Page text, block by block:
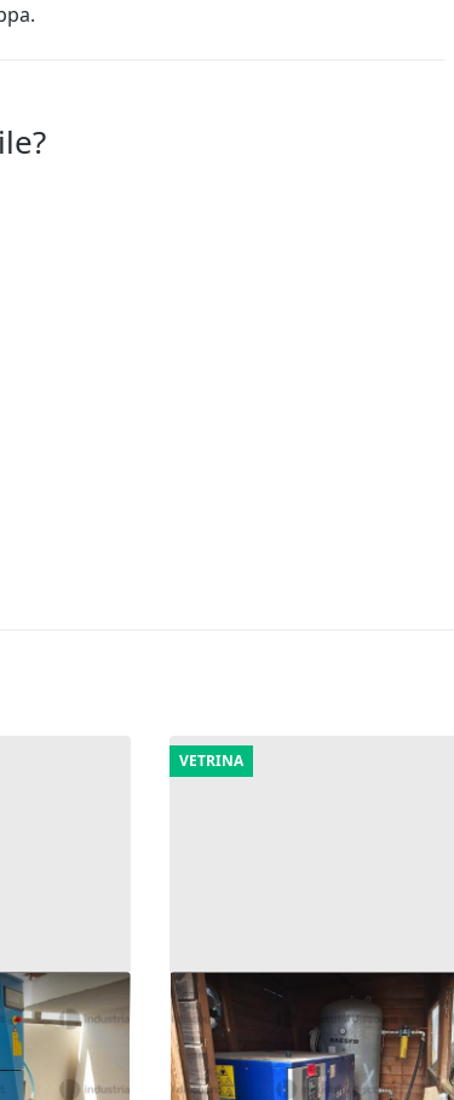
VETRINA
8#10261 Compressore
Spoleto (Perugia)
1.296 €